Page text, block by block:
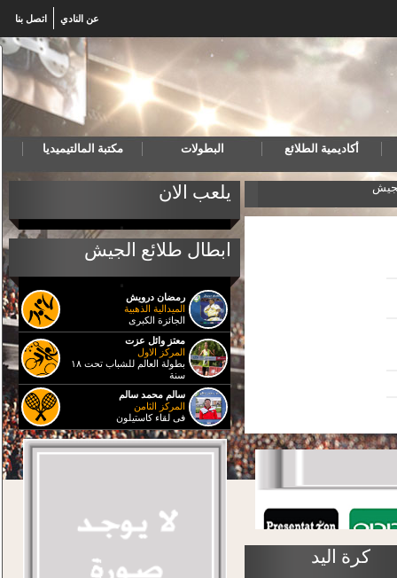
اتصل بنا عن النادي
أكاديمية الطلائع البطولات مكتبة المالتيميديا
يلعب الان
ابطال طلائع الجيش
رمضان درويش
الميدالية الذهبية
الجائزة الكبرى
معتز وائل عزت
المركز الاول
بطولة العالم للشباب تحت ١٨
سنة
سالم محمد سالم
المركز الثامن
فى لقاء كاستيلون
المنتخب المصري لكرة اليد للناشئين يهزم البرتغال
كرة اليد